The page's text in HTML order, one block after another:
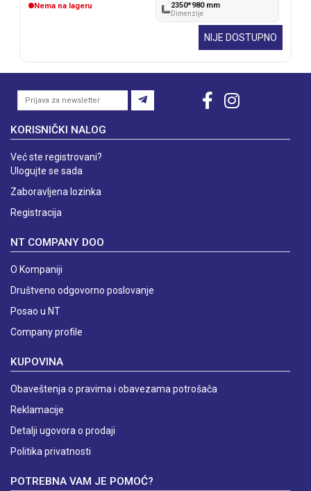
Nema na lageru 2350*980 mm
Dimenzije
NIJE DOSTUPNO
KORISNIČKI NALOG
Već ste registrovani?
Ulogujte se sada
Zaboravljena lozinka
Registracija
NT COMPANY DOO
O Kompaniji
Društveno odgovorno poslovanje
Posao u NT
Company profile
KUPOVINA
Obaveštenja o pravima i obavezama potrošača
Reklamacije
Detalji ugovora o prodaji
Politika privatnosti
POTREBNA VAM JE POMOĆ?